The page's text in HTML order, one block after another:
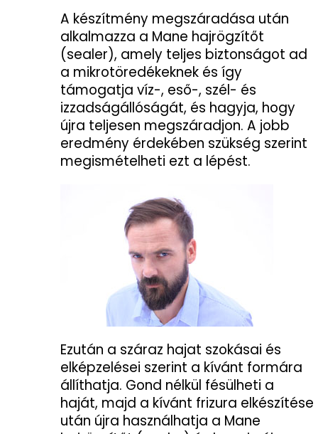
A készítmény megszáradása után
alkalmazza a Mane hajrögzítőt
(sealer), amely teljes biztonságot ad
a mikrotöredékeknek és így
támogatja víz-, eső-, szél- és
izzadságállóságát, és hagyja, hogy
újra teljesen megszáradjon. A jobb
eredmény érdekében szükség szerint
megismételheti ezt a lépést.
Ezután a száraz hajat szokásai és
elképzelései szerint a kívánt formára
állíthatja. Gond nélkül fésülheti a
haját, majd a kívánt frizura elkészítése
után újra használhatja a Mane